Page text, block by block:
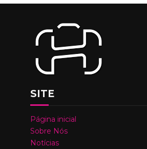
SITE
Página inicial
Sobre Nós
Notícias